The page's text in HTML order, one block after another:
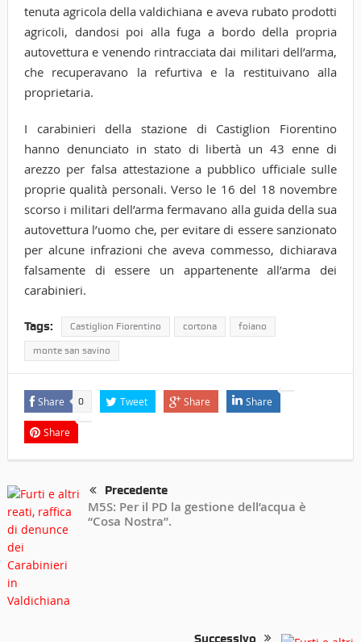
tenuta agricola della valdichiana e aveva rubato prodotti
agricoli, dandosi poi alla fuga a bordo della propria
autovettura e venendo rintracciata dai militari dell’arma,
che recuperavano la refurtiva e la restituivano alla
proprietaria.
I carabinieri della stazione di Castiglion Fiorentino
hanno denunciato in stato di libertà un 43 enne di
arezzo per falsa attestazione a pubblico ufficiale sulle
proprie qualità personali. Verso le 16 del 18 novembre
scorso i militari dell’arma fermavano alla guida della sua
autovettura l’uomo che, per evitare di essere sanzionato
per alcune infrazioni che aveva commesso, dichiarava
falsamente di essere un appartenente all’arma dei
carabinieri.
Tags: Castiglion Fiorentino cortona foiano
monte san savino
Share 0 Tweet Share Share
Share
Precedente
M5S: Per il PD la gestione dell’acqua è
“Cosa Nostra”.
Successivo